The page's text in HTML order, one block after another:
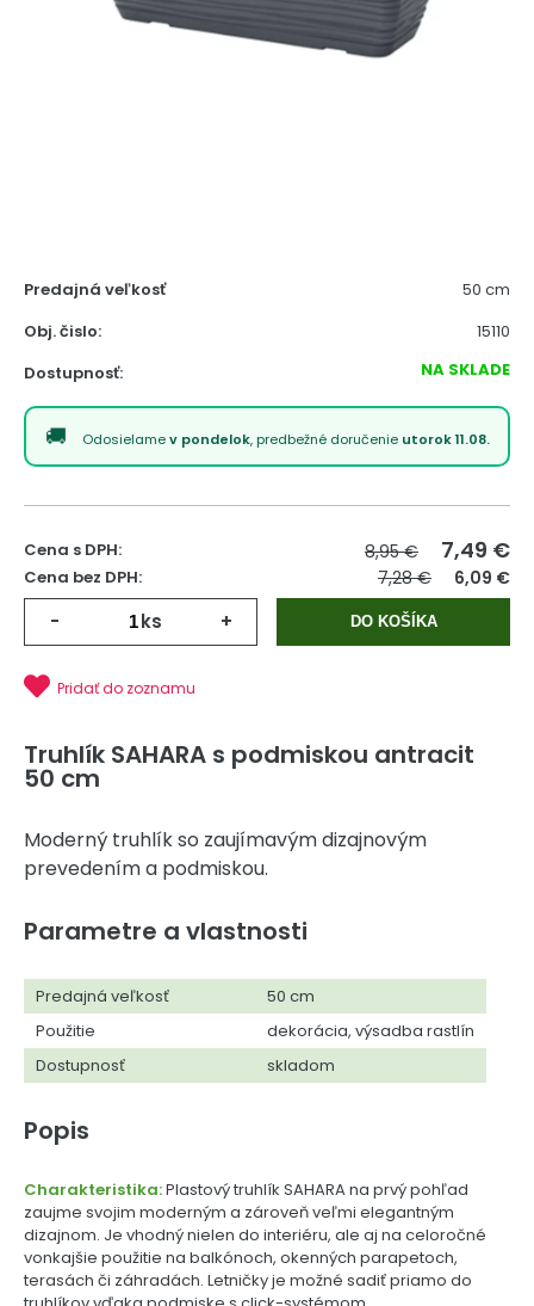
Predajná veľkosť
50 cm
Obj. čislo:
15110
Dostupnosť:
NA SKLADE
Odosielamev pondelok, predbežné doručenie utorok 11.08.
Cena s DPH: 8,95 € 7,49 €
Cena bez DPH: 7,28 € 6,09 €
- ks + DO KOŠÍKA
Pridať do zoznamu
Truhlík SAHARA s podmiskou antracit
50 cm
Moderný truhlík so zaujímavým dizajnovým
prevedením a podmiskou.
Parametre a vlastnosti
Predajná veľkosť
50 cm
Použitie
dekorácia, výsadba rastlín
Dostupnosť
skladom
Popis
Charakteristika:Plastový truhlík SAHARA na prvý pohľad
zaujme svojim moderným a zároveň veľmi elegantným
dizajnom. Je vhodný nielen do interiéru, ale aj na celoročné
vonkajšie použitie na balkónoch, okenných parapetoch,
terasách či záhradách. Letničky je možné sadiť priamo do